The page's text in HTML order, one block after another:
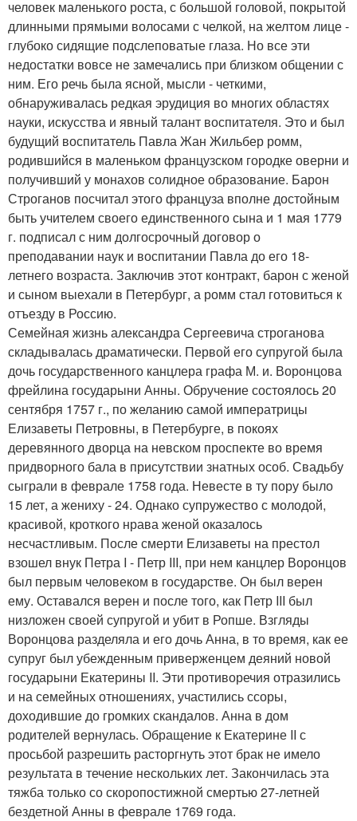
человек маленького роста, с большой головой, покрытой
длинными прямыми волосами с челкой, на желтом лице -
глубоко сидящие подслеповатые глаза. Но все эти
недостатки вовсе не замечались при близком общении с
ним. Его речь была ясной, мысли - четкими,
обнаруживалась редкая эрудиция во многих областях
науки, искусства и явный талант воспитателя. Это и был
будущий воспитатель Павла Жан Жильбер ромм,
родившийся в маленьком французском городке оверни и
получивший у монахов солидное образование. Барон
Строганов посчитал этого француза вполне достойным
быть учителем своего единственного сына и 1 мая 1779
г. подписал с ним долгосрочный договор о
преподавании наук и воспитании Павла до его 18-
летнего возраста. Заключив этот контракт, барон с женой
и сыном выехали в Петербург, а ромм стал готовиться к
отъезду в Россию.
Семейная жизнь александра Сергеевича строганова
складывалась драматически. Первой его супругой была
дочь государственного канцлера графа М. и. Воронцова
фрейлина государыни Анны. Обручение состоялось 20
сентября 1757 г., по желанию самой императрицы
Елизаветы Петровны, в Петербурге, в покоях
деревянного дворца на невском проспекте во время
придворного бала в присутствии знатных особ. Свадьбу
сыграли в феврале 1758 года. Невесте в ту пору было
15 лет, а жениху - 24. Однако супружество с молодой,
красивой, кроткого нрава женой оказалось
несчастливым. После смерти Елизаветы на престол
взошел внук Петра I - Петр III, при нем канцлер Воронцов
был первым человеком в государстве. Он был верен
ему. Оставался верен и после того, как Петр III был
низложен своей супругой и убит в Ропше. Взгляды
Воронцова разделяла и его дочь Анна, в то время, как ее
супруг был убежденным приверженцем деяний новой
государыни Екатерины II. Эти противоречия отразились
и на семейных отношениях, участились ссоры,
доходившие до громких скандалов. Анна в дом
родителей вернулась. Обращение к Екатерине II с
просьбой разрешить расторгнуть этот брак не имело
результата в течение нескольких лет. Закончилась эта
тяжба только со скоропостижной смертью 27-летней
бездетной Анны в феврале 1769 года.